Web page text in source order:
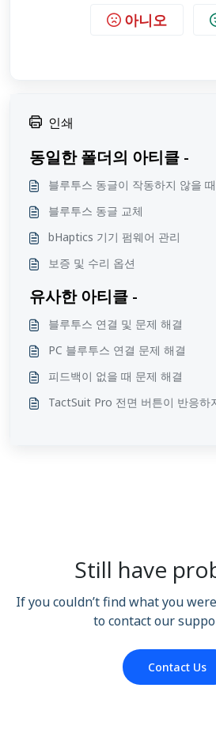
아니오
인쇄
동일한 폴더의 아티클 -
블루투스 동글이 작동하지 않을 때
블루투스 동글 교체
bHaptics 기기 펌웨어 관리
보증 및 수리 옵션
유사한 아티클 -
블루투스 연결 및 문제 해결
PC 블루투스 연결 문제 해결
피드백이 없을 때 문제 해결
TactSuit Pro 전면 버튼이 반응하
Still have
If you couldn’t find what you
to contact our